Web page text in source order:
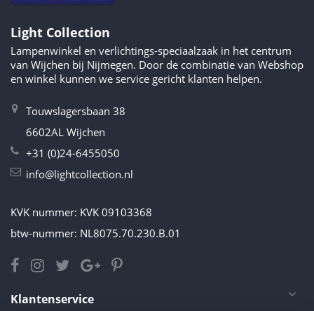
Light Collection
Lampenwinkel en verlichtings-speciaalzaak in het centrum
van Wijchen bij Nijmegen. Door de combinatie van Webshop
en winkel kunnen we service gericht klanten helpen.
Touwslagersbaan 38
6602AL Wijchen
+31 (0)24-6455050
info@lightcollection.nl
KVK nummer: KVK 09103368
btw-nummer: NL8075.70.230.B.01
Klantenservice